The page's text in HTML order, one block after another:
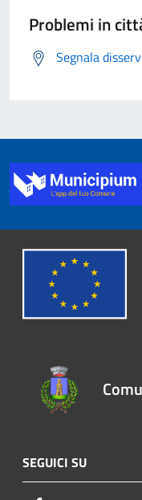
Problemi in
Segnala
SEGUICI SU